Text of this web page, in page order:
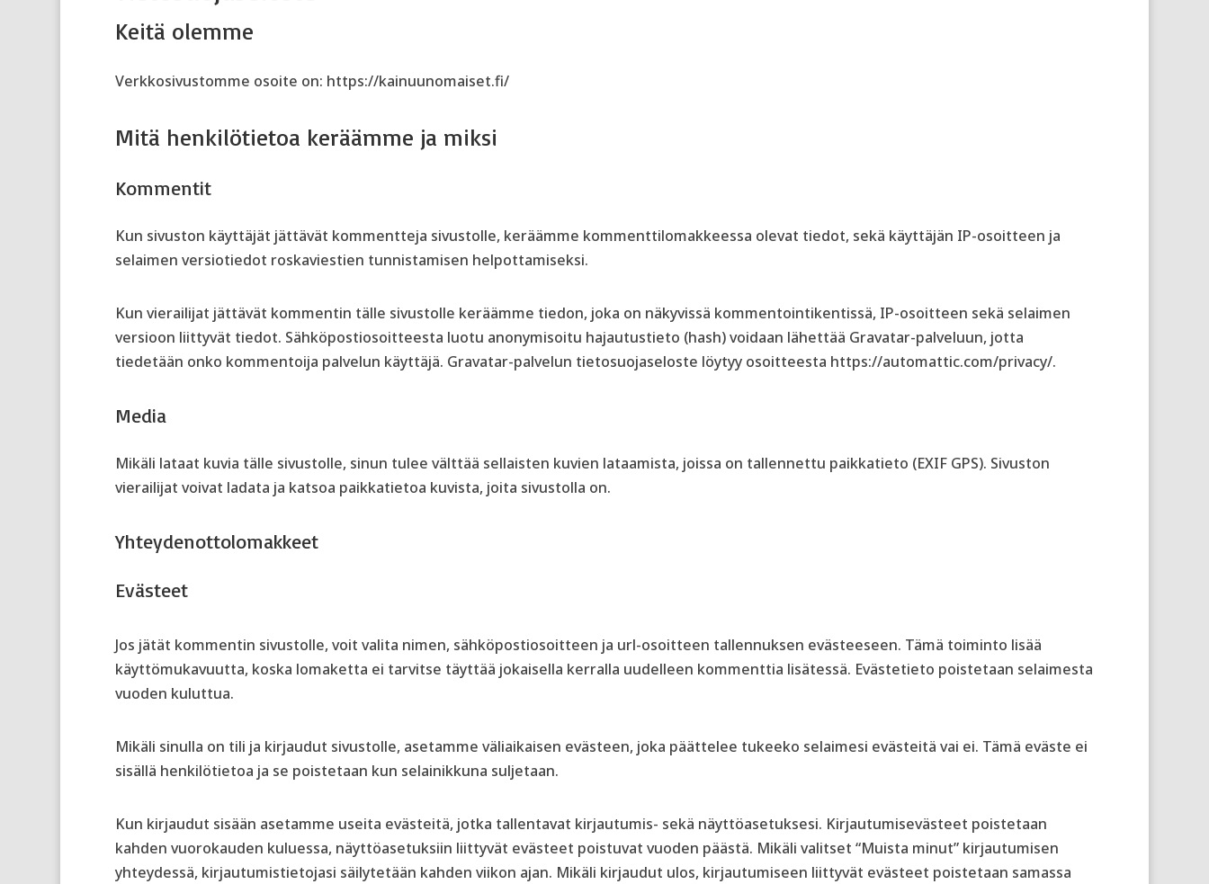
Keitä olemme
Verkkosivustomme osoite on: https://kainuunomaiset.fi/
Mitä henkilötietoa keräämme ja miksi
Kommentit
Kun sivuston käyttäjät jättävät kommentteja sivustolle, keräämme kommenttilomakkeessa olevat tiedot, sekä käyttäjän IP-osoitteen ja
selaimen versiotiedot roskaviestien tunnistamisen helpottamiseksi.
Kun vierailijat jättävät kommentin tälle sivustolle keräämme tiedon, joka on näkyvissä kommentointikentissä, IP-osoitteen sekä selaimen
versioon liittyvät tiedot. Sähköpostiosoitteesta luotu anonymisoitu hajautustieto (hash) voidaan lähettää Gravatar-palveluun, jotta
tiedetään onko kommentoija palvelun käyttäjä. Gravatar-palvelun tietosuojaseloste löytyy osoitteesta https://automattic.com/privacy/.
Media
Mikäli lataat kuvia tälle sivustolle, sinun tulee välttää sellaisten kuvien lataamista, joissa on tallennettu paikkatieto (EXIF GPS). Sivuston
vierailijat voivat ladata ja katsoa paikkatietoa kuvista, joita sivustolla on.
Yhteydenottolomakkeet
Evästeet
Jos jätät kommentin sivustolle, voit valita nimen, sähköpostiosoitteen ja url-osoitteen tallennuksen evästeeseen. Tämä toiminto lisää
käyttömukavuutta, koska lomaketta ei tarvitse täyttää jokaisella kerralla uudelleen kommenttia lisätessä. Evästetieto poistetaan selaimesta
vuoden kuluttua.
Mikäli sinulla on tili ja kirjaudut sivustolle, asetamme väliaikaisen evästeen, joka päättelee tukeeko selaimesi evästeitä vai ei. Tämä eväste ei
sisällä henkilötietoa ja se poistetaan kun selainikkuna suljetaan.
Kun kirjaudut sisään asetamme useita evästeitä, jotka tallentavat kirjautumis- sekä näyttöasetuksesi. Kirjautumisevästeet poistetaan
kahden vuorokauden kuluessa, näyttöasetuksiin liittyvät evästeet poistuvat vuoden päästä. Mikäli valitset “Muista minut” kirjautumisen
yhteydessä, kirjautumistietojasi säilytetään kahden viikon ajan. Mikäli kirjaudut ulos, kirjautumiseen liittyvät evästeet poistetaan samassa